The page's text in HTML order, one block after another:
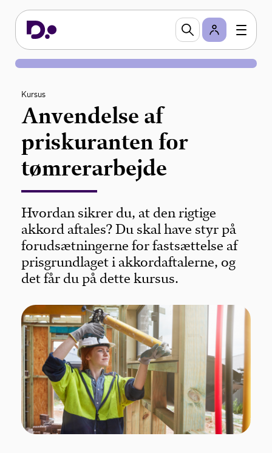
Kursus
Anvendelse af
priskuranten for
tømrerarbejde
Hvordan sikrer du, at den rigtige
akkord aftales? Du skal have styr på
forudsætningerne for fastsættelse af
prisgrundlaget i akkordaftalerne, og
det får du på dette kursus.